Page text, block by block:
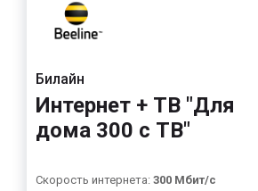
Билайн
Интернет + ТВ "Для
дома 300 с ТВ"
Скорость интернета: 300 Мбит/с